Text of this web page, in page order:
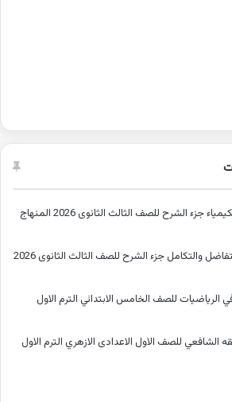
تحميل كتاب الامتحان في الكيمياء جزء الشرح للصف الثالث الثانوى 2026 المنهاج
تحميل كتاب المعاصر في التفاضل والتكامل جزء الشرح للصف الثالث الثانوى 2026
للصف الخامس الابتدائي الترم الاول
للصف الاول الاعدادى الازهري الترم الاول